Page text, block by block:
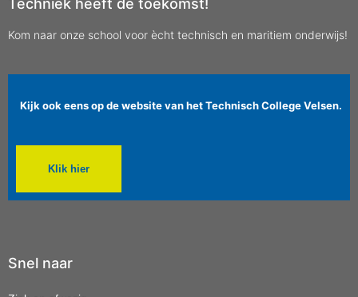
Techniek heeft de toekomst!
Kom naar onze school voor ècht technisch en maritiem onderwijs!
Kijk ook eens op de website van het Technisch College Velsen.
Klik hier
Snel naar